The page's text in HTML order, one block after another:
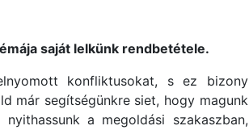
saját lelkünk rendbetétele.
konfliktusokat, s ez bizony
már segítségünkre siet, hogy magunk
a megoldási szakaszban,